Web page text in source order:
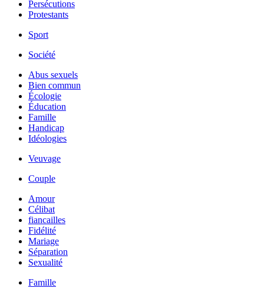
Persécutions
Protestants
Sport
Société
Abus sexuels
Bien commun
Écologie
Éducation
Famille
Handicap
Idéologies
Veuvage
Couple
Amour
Célibat
fiancailles
Fidélité
Mariage
Séparation
Sexualité
Famille